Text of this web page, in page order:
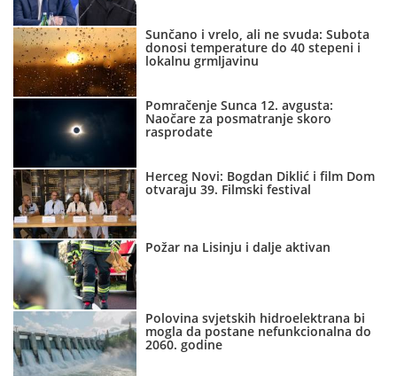
Sunčano i vrelo, ali ne svuda: Subota
donosi temperature do 40 stepeni i
lokalnu grmljavinu
Pomračenje Sunca 12. avgusta:
Naočare za posmatranje skoro
rasprodate
Herceg Novi: Bogdan Diklić i film Dom
otvaraju 39. Filmski festival
Požar na Lisinju i dalje aktivan
Polovina svjetskih hidroelektrana bi
mogla da postane nefunkcionalna do
2060. godine